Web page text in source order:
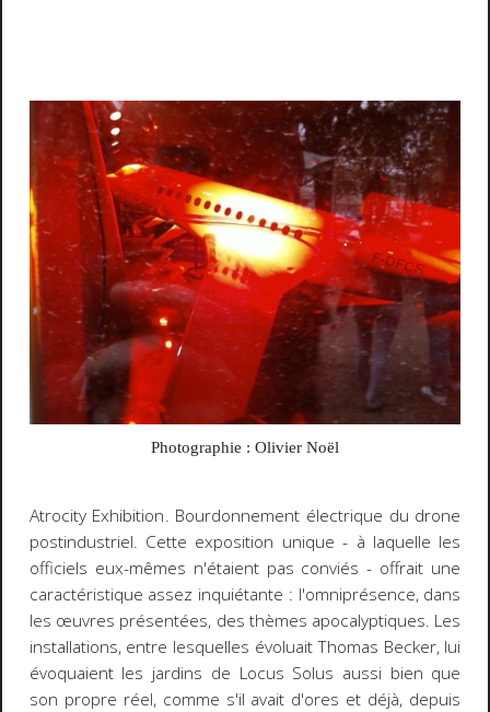
Photographie : Olivier Noël
Atrocity Exhibition. Bourdonnement électrique du drone
postindustriel. Cette exposition unique - à laquelle les
officiels eux-mêmes n'étaient pas conviés - offrait une
caractéristique assez inquiétante : l'omniprésence, dans
les œuvres présentées, des thèmes apocalyptiques. Les
installations, entre lesquelles évoluait Thomas Becker, lui
évoquaient les jardins de Locus Solus aussi bien que
son propre réel, comme s'il avait d'ores et déjà, depuis